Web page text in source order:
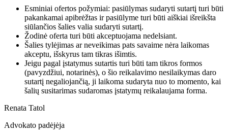
Esminiai ofertos požymiai: pasiūlymas sudaryti sutartį turi būti
pakankamai apibrėžtas ir pasiūlyme turi būti aiškiai išreikšta
siūlančios šalies valia sudaryti sutartį.
Žodinė oferta turi būti akceptuojama nedelsiant.
Šalies tylėjimas ar neveikimas pats savaime nėra laikomas
akceptu, išskyrus tam tikras išimtis.
Jeigu pagal įstatymus sutartis turi būti tam tikros formos
(pavyzdžiui, notarinės), o šio reikalavimo nesilaikymas daro
sutartį negaliojančią, ji laikoma sudaryta nuo to momento, kai
šalių susitarimas sudaromas įstatymų reikalaujama forma.
Renata Tatol
Advokato padėjėja